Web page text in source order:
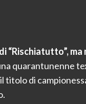
“Rischiatutto”, ma
quarantunenne
di